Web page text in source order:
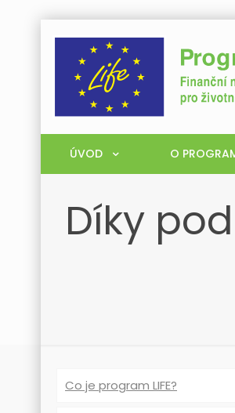
ÚVOD O
Díky
Co je program LIFE?